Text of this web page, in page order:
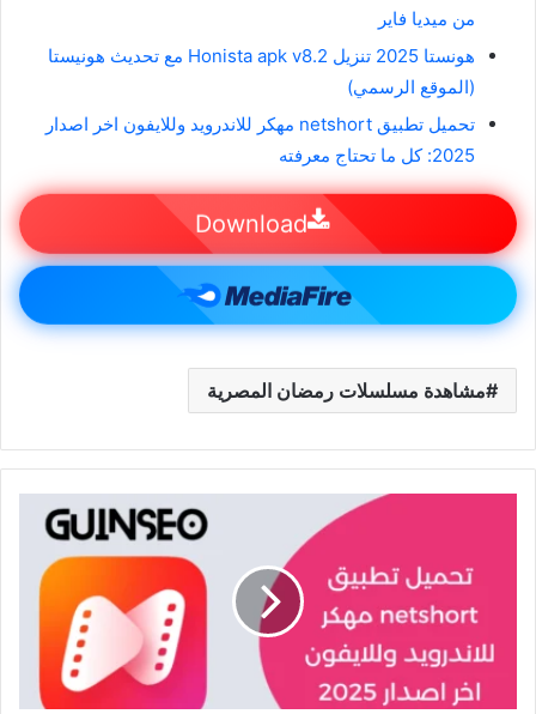
من ميديا فاير
هونستا 2025 تنزيل Honista apk v8.2 مع تحديث هونيستا
(الموقع الرسمي)
تحميل تطبيق netshort مهكر للاندرويد وللايفون اخر اصدار
2025: كل ما تحتاج معرفته
Download
مشاهدة مسلسلات رمضان المصرية